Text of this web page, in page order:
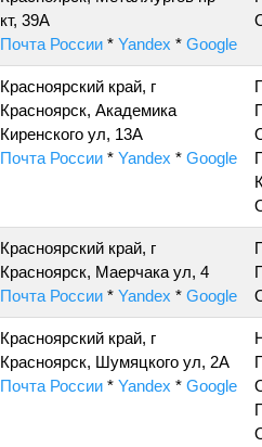
кт, 39А
Почта России * Yandex * Google
Красноярский край, г
Красноярск, Академика
Киренского ул, 13А
Почта России * Yandex * Google
Красноярский край, г
Красноярск, Маерчака ул, 4
Почта России * Yandex * Google
Красноярский край, г
Красноярск, Шумяцкого ул, 2А
Почта России * Yandex * Google